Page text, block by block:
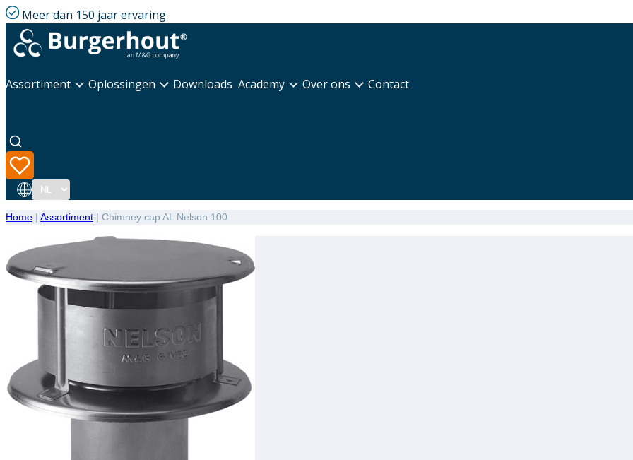
Meer dan 150 jaar ervaring
Assortiment Oplossingen Downloads Academy Over ons Contact
Taal
Home | Assortiment | Chimney cap AL Nelson 100